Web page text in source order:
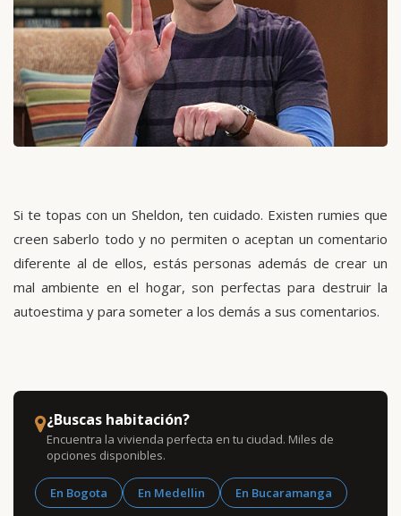
Si te topas con un Sheldon, ten cuidado. Existen rumies que
creen saberlo todo y no permiten o aceptan un comentario
diferente al de ellos, estás personas además de crear un
mal ambiente en el hogar, son perfectas para destruir la
autoestima y para someter a los demás a sus comentarios.
¿Buscas habitación?
Encuentra la vivienda perfecta en tu ciudad. Miles de
opciones disponibles.
En Bogota En Medellin En Bucaramanga